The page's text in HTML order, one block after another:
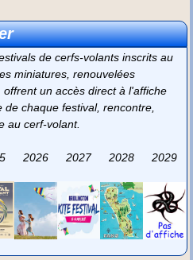
de cerfs-volants inscrits au
miniatures, renouvelées
un accès direct à l'affiche
chaque festival, rencontre,
au cerf-volant.
2026 2027 2028 2029